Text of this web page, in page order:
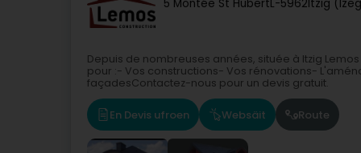
5 Montée St HubertL-5962Itzig
Depuis de nombreuses années, située à Itzig
pour :- Vos constructions- Vos rénovations-
façadesContactez-nous pour un devis gratuit.
En Devis ufroen Websäit Route